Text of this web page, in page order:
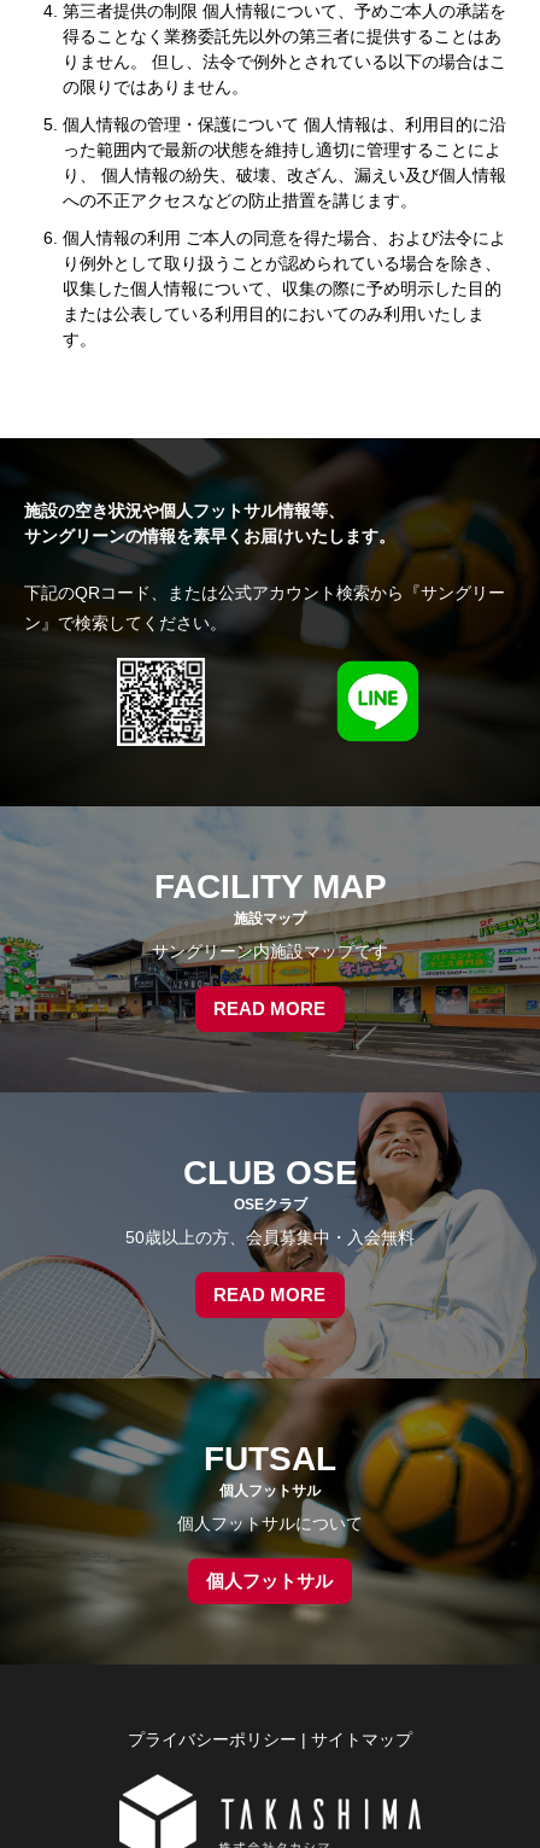
第三者提供の制限 個人情報について、予めご本人の承諾を
得ることなく業務委託先以外の第三者に提供することはあ
りません。 但し、法令で例外とされている以下の場合はこ
の限りではありません。
個人情報の管理・保護について 個人情報は、利用目的に沿
った範囲内で最新の状態を維持し適切に管理することによ
り、 個人情報の紛失、破壊、改ざん、漏えい及び個人情報
への不正アクセスなどの防止措置を講じます。
個人情報の利用 ご本人の同意を得た場合、および法令によ
り例外として取り扱うことが認められている場合を除き、
収集した個人情報について、収集の際に予め明示した目的
または公表している利用目的においてのみ利用いたしま
す。
施設の空き状況や個人フットサル情報等、
サングリーンの情報を素早くお届けいたします。
下記のQRコード、または公式アカウント検索から『サングリー
ン』で検索してください。
FACILITY MAP
施設マップ
サングリーン内施設マップです
READ MORE
CLUB OSE
OSEクラブ
50歳以上の方、会員募集中・入会無料
READ MORE
FUTSAL
個人フットサル
個人フットサルについて
個人フットサル
プライバシーポリシー | サイトマップ